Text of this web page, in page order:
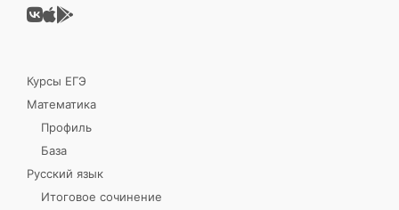
Курсы ЕГЭ
Математика
Профиль
База
Русский язык
Итоговое сочинение